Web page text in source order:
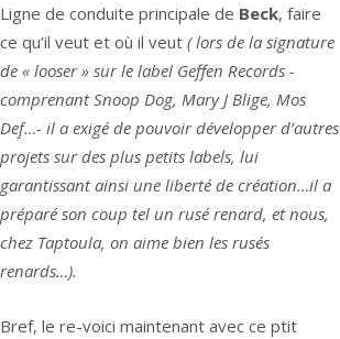
Ligne de conduite principale de Beck, faire
ce qu’il veut et où il veut ( lors de la signature
de « looser » sur le label Geffen Records -
comprenant Snoop Dog, Mary J Blige, Mos
Def…- il a exigé de pouvoir développer d’autres
projets sur des plus petits labels, lui
garantissant ainsi une liberté de création…il a
préparé son coup tel un rusé renard, et nous,
chez Taptoula, on aime bien les rusés
renards…).
Bref, le re-voici maintenant avec ce ptit